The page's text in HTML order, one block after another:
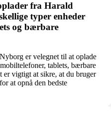
fra Harald
typer enheder
og bærbare
er velegnet til at oplade
tablets, bærbare
er vigtigt at sikre, at du bruger
at opnå den bedste